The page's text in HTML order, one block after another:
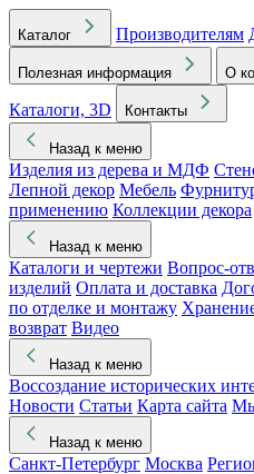
Каталог Производителям
Полезная информация О
Каталоги, 3D
Контакты
Назад к меню
Изделия из дерева и МДФ
Лепной декор Мебель
применению Коллекции декора
Назад к меню
Каталоги и чертежи Вопрос-
изделий Оплата и доставка
по отделке и монтажу
возврат Видео
Назад к меню
Воссоздание исторических
Новости Статьи Карта сайта
Назад к меню
Санкт-Петербург Москва